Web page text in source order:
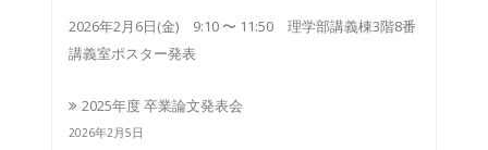
2026年2月6日(金) 9:10 〜 11:50 理学部講義棟3階8番
講義室ポスター発表
2025年度 卒業論文発表会
2026年2月5日